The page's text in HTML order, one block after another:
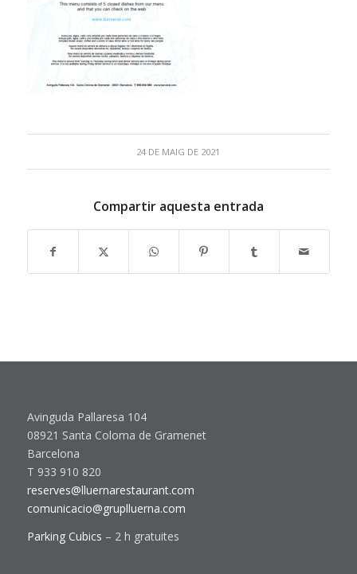
24 DE MAIG DE 2021
Compartir aquesta entrada
Avinguda Pallaresa 104
08921 Santa Coloma de Gramenet
Barcelona
T 933 910 820
reserves@lluernarestaurant.com
comunicacio@gruplluerna.com
Parking Cubics – 2 h gratuites